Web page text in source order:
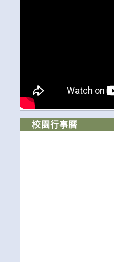
校園行事曆